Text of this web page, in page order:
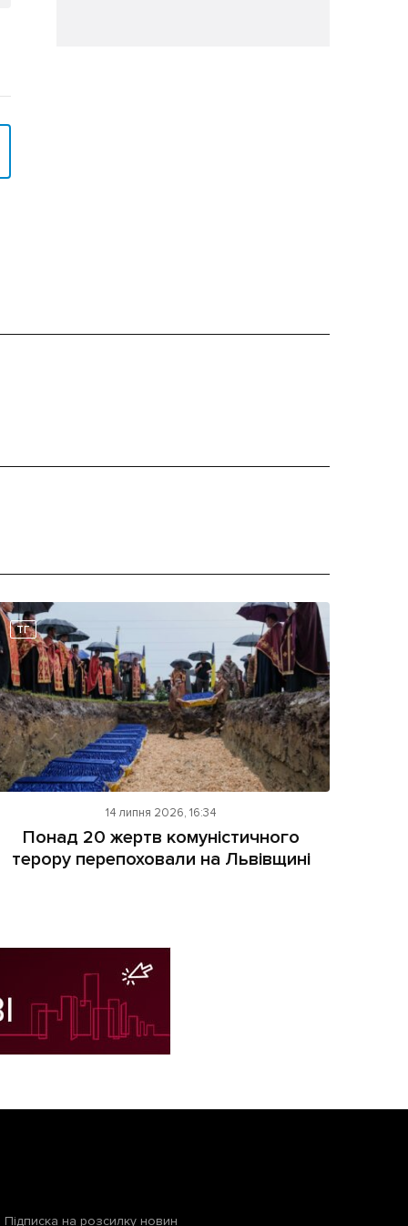
ТГ
14 липня 2026, 16:34
Понад 20 жертв комуністичного
терору перепоховали на Львівщині
Підписка на розсилку новин